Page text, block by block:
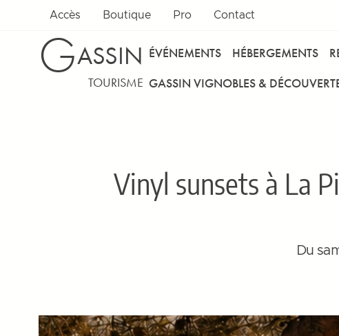
Accès Boutique Pro Contact
GASSIN
TOURISME
ÉVÉNEMENTS HÉBERGEMENTS
GASSIN VIGNOBLES &
Vinyl sunsets à La
Du